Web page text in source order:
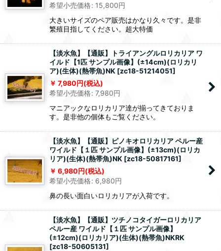
希望小売価格: 15,800円
大きいサイズのペア販売はかなり久々です。是非
繁殖目指してください。超大特価
【淡水魚】【通販】トライアングルロリカリア ワ
イルド【1匹 サンプル画像】(±14cm)(ロリカリ
ア)(生体)(熱帯魚)NK [zc18-51214051]
7,980円(税込)
希望小売価格: 7,980円
マニアックなロリカリア達が揃ってきておりま
す。是非他の個体もご覧ください。
【淡水魚】【通販】ピノキオロリカリア ペルー産
ワイルド【１匹 サンプル画像】(±13cm)(ロリカ
リア)(生体)(熱帯魚)NK [zc18-50817161]
6,980円(税込)
希望小売価格: 6,980円
鼻の長い面白いロリカリアが入荷です。
【淡水魚】【通販】ツチノコタイガーロリカリア
ペルー産 ワイルド【１匹 サンプル画像】
(±12cm)(ロリカリア)(生体)(熱帯魚)NKRK
[zc18-50605131]